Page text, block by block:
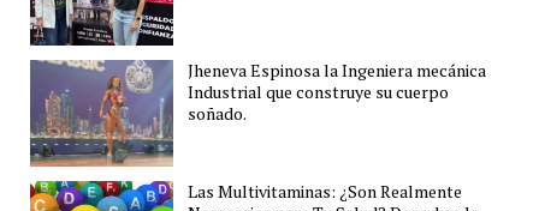
Jheneva Espinosa la Ingeniera mecánica
Industrial que construye su cuerpo
soñado.
Las Multivitaminas: ¿Son Realmente